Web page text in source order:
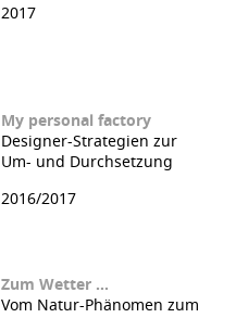
2017
My personal factory
Designer-Strategien zur
Um- und Durchsetzung
2016/2017
Zum Wetter …
Vom Natur-Phänomen zum